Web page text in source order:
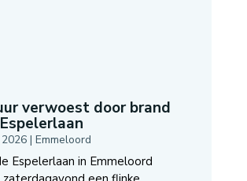
verwoest door brand
| Emmeloord
Espelerlaan in Emmeloord